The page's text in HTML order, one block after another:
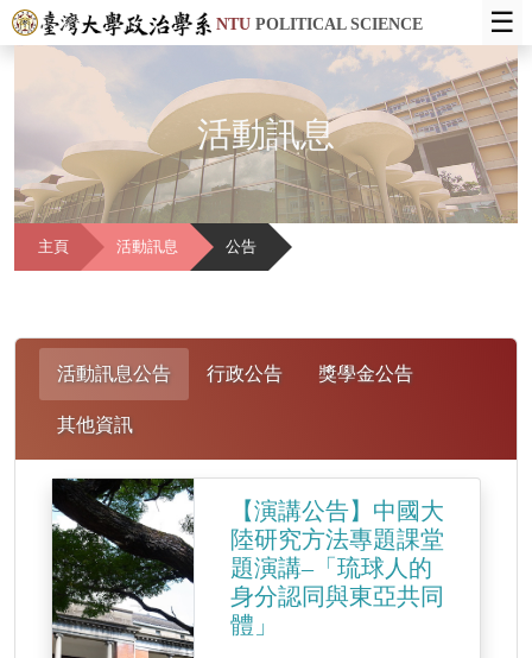
NTUPOLITICAL SCIENCE ☰
活動訊息
主頁 活動訊息 公告
活動訊息公告 行政公告 獎學金公告
其他資訊
【演講公告】中國大
陸研究方法專題課堂
題演講–「琉球人的
身分認同與東亞共同
體」